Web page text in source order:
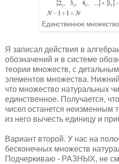
Единственное
Я записал действия в
обозначений и в системе
теории множеств, с
элементов множества.
что множество натуральных
единственное. Получается,
чисел останется неизменным
из него вычесть единицу и
Вариант второй. У нас на
бесконечных множеств
Подчеркиваю - РАЗНЫХ, не